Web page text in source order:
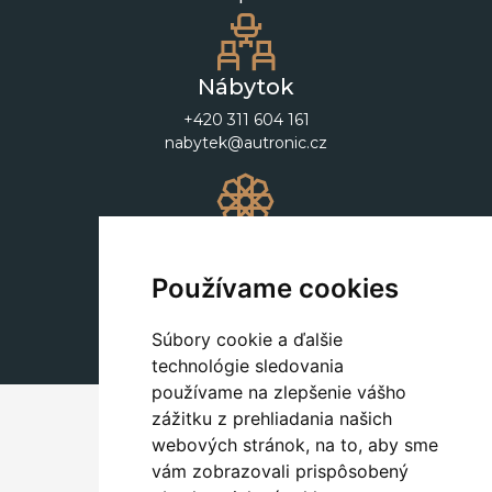
Používame cookies
Súbory cookie a ďalšie
technológie sledovania
používame na zlepšenie vášho
zážitku z prehliadania našich
webových stránok, na to, aby sme
vám zobrazovali prispôsobený
Nábytok
+420 311 604 161
nabytek@autronic.cz
+420 311 604 182
dekorace@autronic.cz